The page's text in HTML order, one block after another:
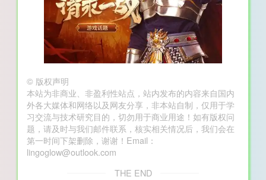
© 版权声明
本站为非商业、非盈利性站点，站内发布的内容来自国内
外各大媒体和网络以及网友分享，非本站自制，仅用于学
习交流与技术研究目的，切勿用于商业用途！如有版权问
题，请及时与我们邮件联系，核实相关情况后，我们会在
第一时间下架删除，谢谢！Email：
lingoglow@outlook.com
THE END